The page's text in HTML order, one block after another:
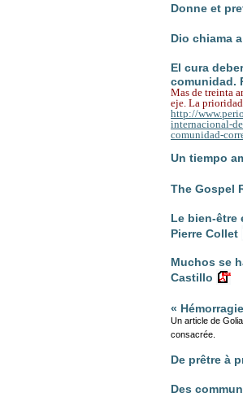
Donne et
Dio chiama
El cura
comunidad.
Mas de treinta
eje. La
http://
internacional-
comunidad-
Un tiempo
The Gospel
Le bien-être
Pierre Collet
Muchos se
Castillo
«
Un article de
consacrée.
De prêtre à
Des